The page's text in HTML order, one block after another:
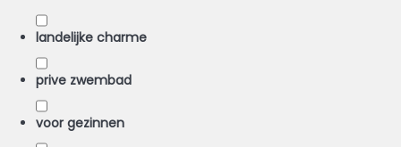
landelijke charme
prive zwembad
voor gezinnen